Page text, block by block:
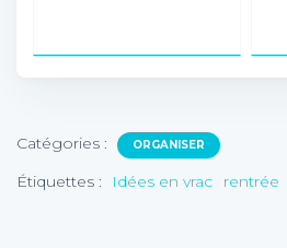
Catégories : ORGANISER
Étiquettes : Idées en vrac rentrée